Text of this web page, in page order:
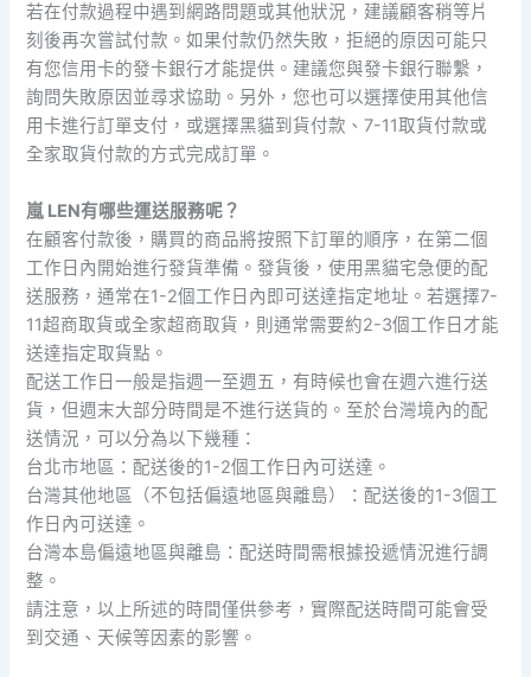
若在付款過程中遇到網路問題或其他狀況，建議顧客稍等片
刻後再次嘗試付款。如果付款仍然失敗，拒絕的原因可能只
有您信用卡的發卡銀行才能提供。建議您與發卡銀行聯繫，
詢問失敗原因並尋求協助。另外，您也可以選擇使用其他信
用卡進行訂單支付，或選擇黑貓到貨付款、7-11取貨付款或
全家取貨付款的方式完成訂單。
嵐 LEN有哪些運送服務呢？
在顧客付款後，購買的商品將按照下訂單的順序，在第二個
工作日內開始進行發貨準備。發貨後，使用黑貓宅急便的配
送服務，通常在1-2個工作日內即可送達指定地址。若選擇7-
11超商取貨或全家超商取貨，則通常需要約2-3個工作日才能
送達指定取貨點。
配送工作日一般是指週一至週五，有時候也會在週六進行送
貨，但週末大部分時間是不進行送貨的。至於台灣境內的配
送情況，可以分為以下幾種：
台北市地區：配送後的1-2個工作日內可送達。
台灣其他地區（不包括偏遠地區與離島）：配送後的1-3個工
作日內可送達。
台灣本島偏遠地區與離島：配送時間需根據投遞情況進行調
整。
請注意，以上所述的時間僅供參考，實際配送時間可能會受
到交通、天候等因素的影響。